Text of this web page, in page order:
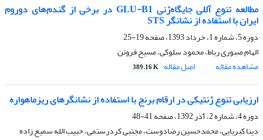
مطالعه تنوع آللی جایگاه‌ژنی GLU-B1 در برخی از گندم‌های دوروم
ایران با استفاده از نشانگر ‌STS
دوره 5، شماره 1، خرداد 1393، صفحه
19-25
الهام صبوری رباط، محمود سلوکی، مسیح فروتن
مشاهده مقاله
اصل مقاله 389.16 K
ارزیابی تنوع ژنتیکی در ارقام برنج با استفاده از نشانگرهای ریزماهواره
دوره 4، شماره 2، آذر 1392، صفحه
41-48
دینا کبریایی، محمدحسین رضادوست، مجتبی کردرستمی، حبیب الله سمیع زاده